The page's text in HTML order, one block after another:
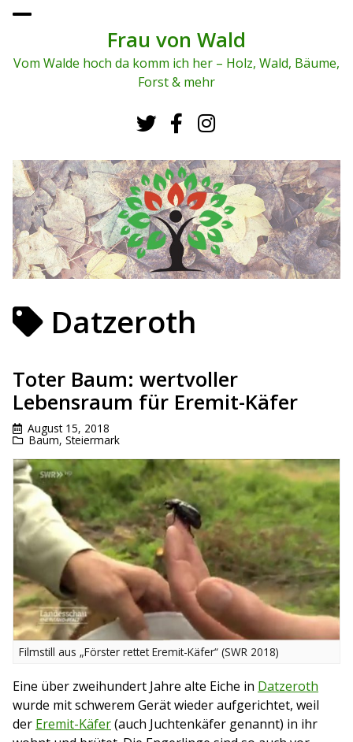
To
me
Frau von Wald
Vom Walde hoch da komm ich her – Holz, Wald, Bäume,
Forst & mehr
Datzeroth
Toter Baum: wertvoller
Lebensraum für Eremit-Käfer
August 15, 2018
Baum, Steiermark
Filmstill aus „Förster rettet Eremit-Käfer“ (SWR 2018)
Eine über zweihundert Jahre alte Eiche in Datzeroth
wurde mit schwerem Gerät wieder aufgerichtet, weil
der Eremit-Käfer(auch Juchtenkäfer genannt) in ihr